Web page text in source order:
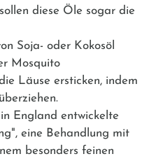
diese Öle sogar die
Soja- oder Kokosöl
Mosquito
Läuse ersticken, indem
England entwickelte
eine Behandlung mit
besonders feinen